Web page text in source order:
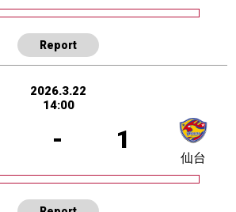
Report
2026.3.22
14:00
- 1
仙台